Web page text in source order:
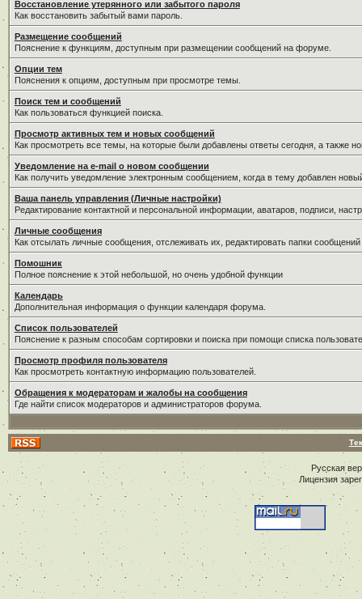
Восстановление утерянного или забытого пароля
Как восстановить забытый вами пароль.
Размещение сообщений
Пояснение к функциям, доступным при размещении сообщений на форуме.
Опции тем
Пояснения к опциям, доступным при просмотре темы.
Поиск тем и сообщений
Как пользоваться функцией поиска.
Просмотр активных тем и новых сообщений
Как просмотреть все темы, на которые были добавлены ответы сегодня, а также
Уведомление на е-mail о новом сообщении
Как получить уведомление электронным сообщением, когда в тему добавлен
Ваша панель управления (Личные настройки)
Редактирование контактной и персональной информации, аватаров, подписи,
Личные сообщения
Как отсылать личные сообщения, отслеживать их, редактировать папки
Помошник
Полное пояснение к этой небольшой, но очень удобной функции
Календарь
Дополнительная информация о функции календаря форума.
Список пользователей
Пояснение к разным способам сортировки и поиска при помощи списка
Просмотр профиля пользователя
Как просмотреть контактную информацию пользователей.
Обращения к модераторам и жалобы на сообщения
Где найти список модераторов и администраторов форума.
Русская
Лицензия